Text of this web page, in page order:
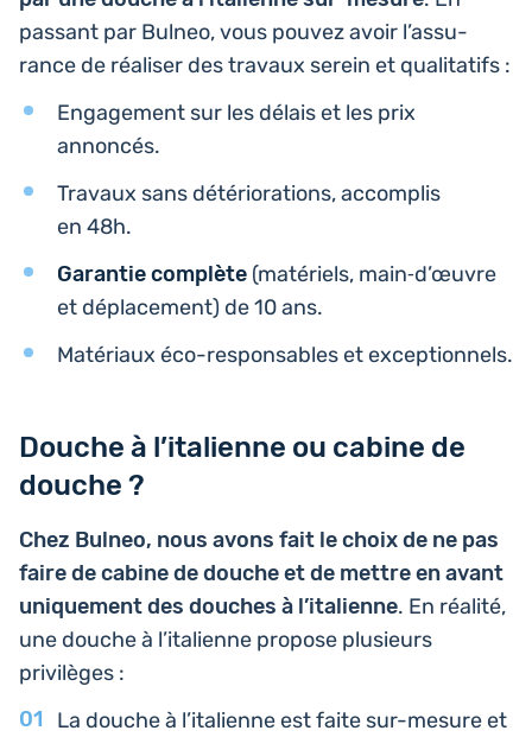
passant par Bulneo, vous pouvez avoir l’as­su­
rance de réa­li­ser des travaux serein et qualitatifs :
Enga­ge­ment sur les délais et les prix
annoncés.
Travaux sans dété­rio­ra­tions, accom­plis
en 48h.
Garan­tie com­plète (maté­riels, main‑d’œuvre
et dépla­ce­ment) de 10 ans.
Maté­riaux éco-res­pon­sables et exceptionnels.
Douche à l’italienne ou cabine de
douche ?
Chez Bulneo, nous avons fait le choix de ne pas
faire de cabine de douche et de mettre en avant
uni­que­ment des douches à l’i­ta­lienne. En réalité,
une douche à l’i­ta­lienne propose plu­sieurs
privilèges :
La douche à l’i­ta­lienne est faite sur-mesure et